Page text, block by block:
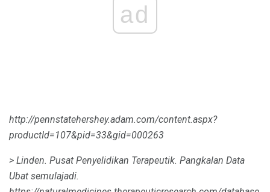
ad
http://pennstatehershey.adam.com/content.aspx?
productId=107&pid=33&gid=000263
> Linden. Pusat Penyelidikan Terapeutik. Pangkalan Data
Ubat semulajadi.